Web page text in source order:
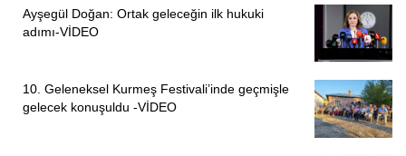
Ayşegül Doğan: Ortak geleceğin ilk hukuki
adımı-VİDEO
10. Geleneksel Kurmeş Festivali’inde geçmişle
gelecek konuşuldu -VİDEO